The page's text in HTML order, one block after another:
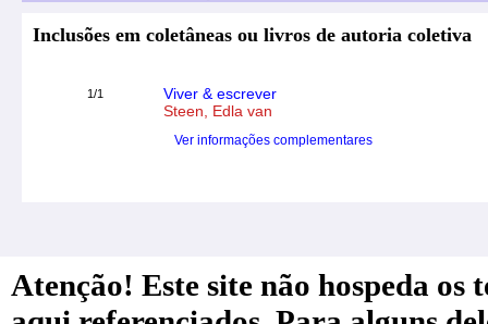
Inclusões em coletâneas ou livros de autoria coletiva
1/1
Viver & escrever
Steen, Edla van
Ver informações complementares
Atenção! Este site não hospeda